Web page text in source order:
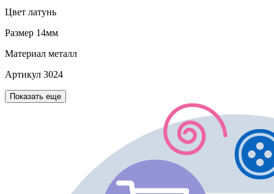
Цвет латунь
Размер 14мм
Материал металл
Артикул 3024
Показать еще